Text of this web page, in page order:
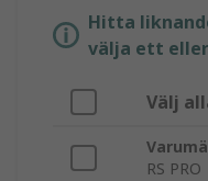
Hitta
välja ett
Välj
RS PRO